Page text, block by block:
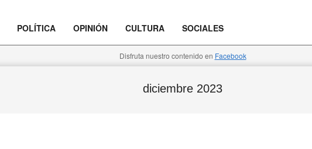
Caribe
POLÍTICA OPINIÓN CULTURA SOCIALES
Disfruta nuestro contenido en Facebook
diciembre 2023